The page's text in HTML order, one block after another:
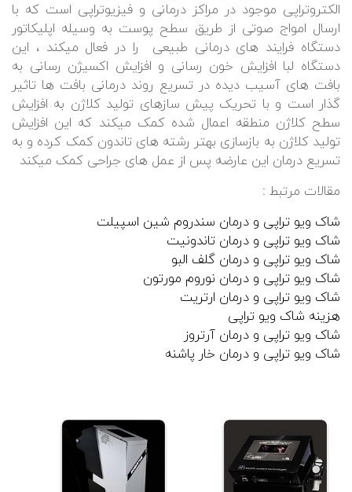
الکتروتراپی موجود در مراکز درمانی و فیزیوتراپی است که با
ارسال امواج صوتی از طریق سطح پوست به وسیله اپلیکاتور
دستگاه فرایند های درمانی طبیعی را در فعال میکند ، این
دستگاه لبا افزایش خون رسانی و افزایش اکسیژن رسانی به
بافت های آسیب دیده در تسریع روند درمانی بافت ها تاثیر
گذار است و با تحریک پیش سازهای تولید کلاژن به افزایش
سطح کلاژن منطقه اعمال شده کمک میکند که این افزایش
تولید کلاژن به بازسازی بهتر رشته های تاندون کمک کرده و به
تسریع درمان این عارضه پس از عمل های جراحی کمک میکند
مقالات مرتبط :
شاک ویو تراپی و درمان سندروم شین اسپیلت
شاک ویو تراپی و درمان تاندونیت
شاک ویو تراپی و درمان گلف البو
شاک ویو تراپی و درمان نوروم مورتون
شاک ویو تراپی و درمان ارتریت
هزینه شاک ویو تراپی
شاک ویو تراپی و درمان آرتروز
شاک ویو تراپی و درمان خار پاشنه